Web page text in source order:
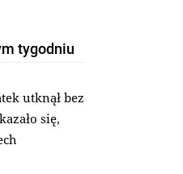
tygodniu
utknął bez
się,